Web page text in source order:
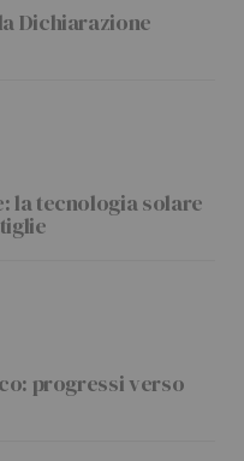
Dichiarazione
la tecnologia solare
progressi verso